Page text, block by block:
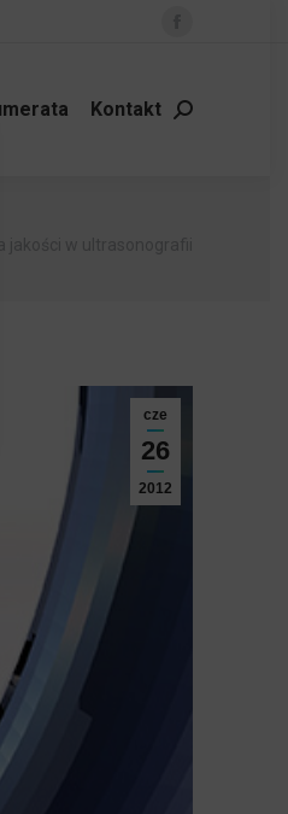
Facebook
opens
Kontakt Szukaj:
cze
26
2012